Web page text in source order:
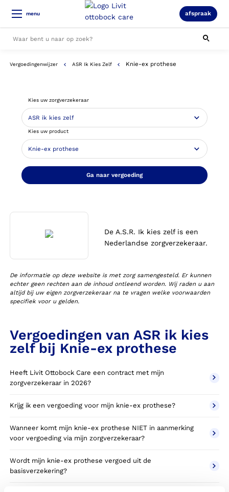
menu afspraak
Alle resultaten
Vergoedingenwijzer ASR Ik Kies Zelf Knie-ex prothese
Kies uw zorgverzekeraar
Kies uw product
Ga naar vergoeding
De A.S.R. Ik kies zelf is een
Nederlandse zorgverzekeraar.
De informatie op deze website is met zorg samengesteld. Er kunnen
echter geen rechten aan de inhoud ontleend worden. Wij raden u aan
altijd bij uw eigen zorgverzekeraar na te vragen welke voorwaarden
specifiek voor u gelden.
Vergoedingen van ASR ik kies
zelf bij Knie-ex prothese
Heeft Livit Ottobock Care een contract met mijn
zorgverzekeraar in 2026?
Krijg ik een vergoeding voor mijn knie-ex prothese?
Wanneer komt mijn knie-ex prothese NIET in aanmerking
voor vergoeding via mijn zorgverzekeraar?
Wordt mijn knie-ex prothese vergoed uit de
basisverzekering?